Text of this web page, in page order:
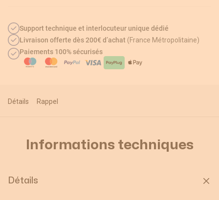
Support technique et interlocuteur unique dédié
Livraison offerte dès 200€ d’achat (France Métropolitaine)
Paiements 100% sécurisés
Détails Rappel
Informations techniques
Détails